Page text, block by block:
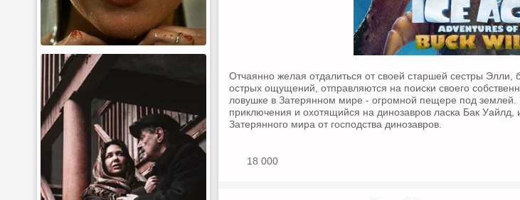
Отчаянно желая отдалиться от своей старшей сестры
острых ощущений, отправляются на поиски своего
ловушке в Затерянном мире - огромной пещере под
приключения и охотящийся на динозавров ласка Бак Уайлд,
Затерянного мира от господства динозавров.
18 000